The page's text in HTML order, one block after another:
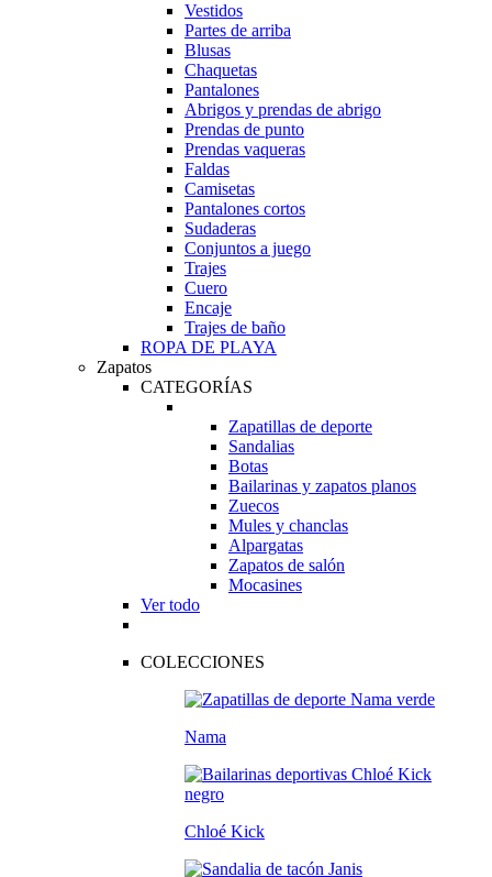
Vestidos
Partes de arriba
Blusas
Chaquetas
Pantalones
Abrigos y prendas de abrigo
Prendas de punto
Prendas vaqueras
Faldas
Camisetas
Pantalones cortos
Sudaderas
Conjuntos a juego
Trajes
Cuero
Encaje
Trajes de baño
ROPA DE PLAYA
Zapatos
CATEGORÍAS
Zapatillas de deporte
Sandalias
Botas
Bailarinas y zapatos planos
Zuecos
Mules y chanclas
Alpargatas
Zapatos de salón
Mocasines
Ver todo
COLECCIONES
Nama
Chloé Kick